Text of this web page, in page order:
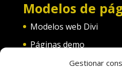
Gestionar
Modelos de
Modelos web Divi
Páginas demo
Web convento